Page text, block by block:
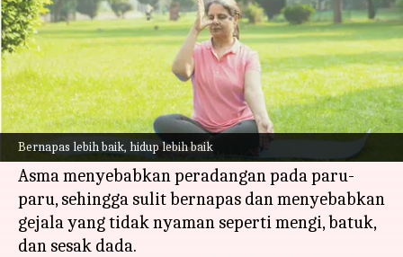
Bernapas lebih baik, hidup lebih baik
menulis Taufiq Al Jufri Jun 26, 2023 12:26 pm
Apa ceritanya
Bernapas adalah sesuatu yang kita lakukan
secara alami, tetapi bagi penderita asma, ini
bisa menjadi suatu hal yang sulit.
Asma menyebabkan peradangan pada paru-
paru, sehingga sulit bernapas dan menyebabkan
gejala yang tidak nyaman seperti mengi, batuk,
dan sesak dada.